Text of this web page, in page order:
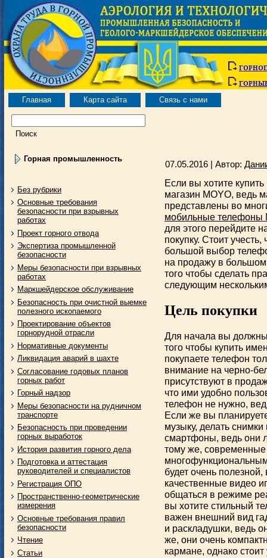
Главная Карта сайта Связь с нами
Горная промышленность
Без рубрики
Основные требования
безопасности при взрывных
работах
Проект горного отвода
Экспертиза промышленной
безопасности
Меры безопасности при взрывных
работах
Маркшейдерское обслуживание
Безопасность при очистной выемке
полезного ископаемого
Проектирование объектов
горнорудной отрасли
Нормативные документы
Ликвидация аварий в шахте
Согласование годовых планов
горных работ
Горный надзор
Меры безопасности на рудничном
транспорте
Безопасность при проведении
горных выработок
История развития горного дела
Подготовка и аттестация
руководителей и специалистов
Регистрация ОПО
Пространственно-геометрические
измерения
Основные требования правил
безопасности
Чтение
Статьи
07.05.2016 | Автор:
Если вы хотите
магазин MOYO, ведь
представлены во
мобильные телефоны
для этого перейдите
покупку. Стоит
большой выбор
на продажу в
того чтобы сделать
следующим
Цель покупки
Для начала вы должны
того чтобы купить
покупаете телефон
внимание на черно-
присутствуют в
что ими удобно
телефон не нужно,
Если же вы
музыку, делать
смартфоны, ведь они
тому же,
будет очень
качественные видео
общаться в режиме
вы хотите стильный
важен внешний вид
и раскладушки, ведь
же, они очень
кармане, однако